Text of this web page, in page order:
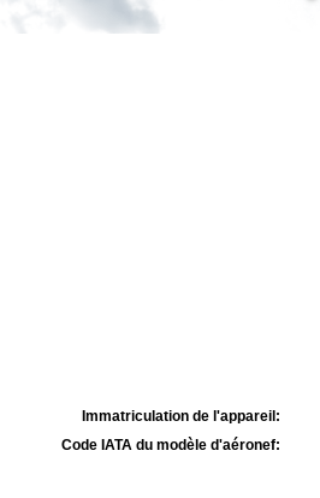
Immatriculation de l'appareil:
Code IATA du modèle d'aéronef: